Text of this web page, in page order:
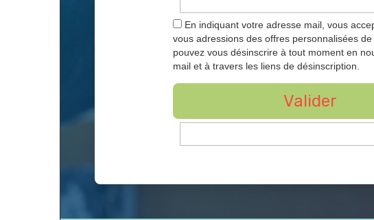
En indiquant votre adresse mail, vous
vous adressions des offres personnalisées
pouvez vous désinscrire à tout moment en
mail et à travers les liens de désinscription.
Valider